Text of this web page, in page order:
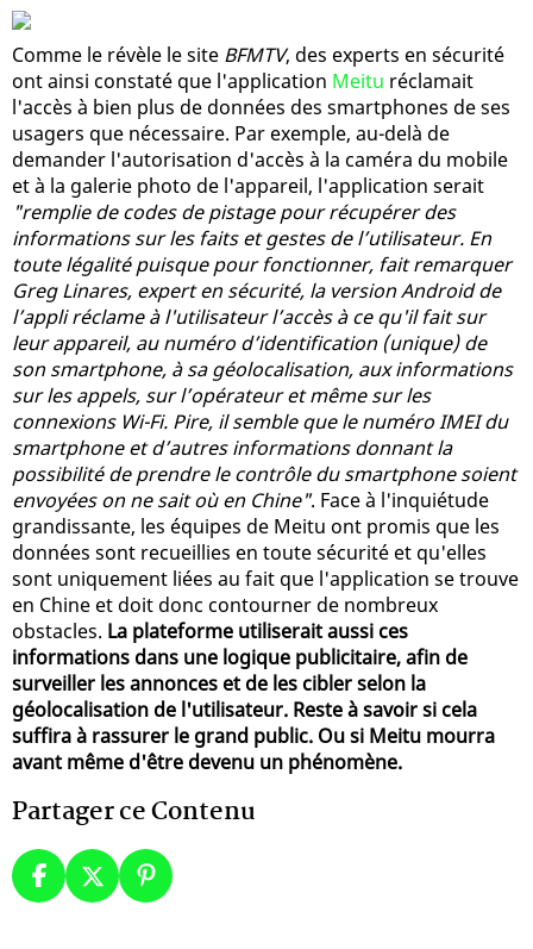
Comme le révèle le site BFMTV, des experts en sécurité
ont ainsi constaté que l'application Meitu réclamait
l'accès à bien plus de données des smartphones de ses
usagers que nécessaire. Par exemple, au-delà de
demander l'autorisation d'accès à la caméra du mobile
et à la galerie photo de l'appareil, l'application serait
"remplie de codes de pistage pour récupérer des
informations sur les faits et gestes de l’utilisateur. En
toute légalité puisque pour fonctionner, fait remarquer
Greg Linares, expert en sécurité, la version Android de
l’appli réclame à l'utilisateur l’accès à ce qu'il fait sur
leur appareil, au numéro d’identification (unique) de
son smartphone, à sa géolocalisation, aux informations
sur les appels, sur l’opérateur et même sur les
connexions Wi-Fi. Pire, il semble que le numéro IMEI du
smartphone et d’autres informations donnant la
possibilité de prendre le contrôle du smartphone soient
envoyées on ne sait où en Chine". Face à l'inquiétude
grandissante, les équipes de Meitu ont promis que les
données sont recueillies en toute sécurité et qu'elles
sont uniquement liées au fait que l'application se trouve
en Chine et doit donc contourner de nombreux
obstacles. La plateforme utiliserait aussi ces
informations dans une logique publicitaire, afin de
surveiller les annonces et de les cibler selon la
géolocalisation de l'utilisateur. Reste à savoir si cela
suffira à rassurer le grand public. Ou si Meitu mourra
avant même d'être devenu un phénomène.
Partager ce Contenu